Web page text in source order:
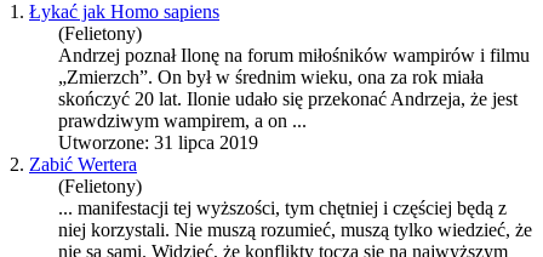
1. Łykać jak Homo sapiens
(Felietony)
Andrzej poznał Ilonę na forum miłośników wampirów i filmu
„Zmierzch”. On był w średnim wieku, ona za rok miała
skończyć 20 lat. Ilonie udało się przekonać Andrzeja, że jest
prawdziwym wampirem, a on ...
Utworzone: 31 lipca 2019
2. Zabić Wertera
(Felietony)
... manifestacji tej wyższości, tym chętniej i częściej będą z
niej korzystali. Nie muszą rozumieć, muszą tylko wiedzieć, że
nie są sami. Widzieć, że konflikty toczą się na najwyższym